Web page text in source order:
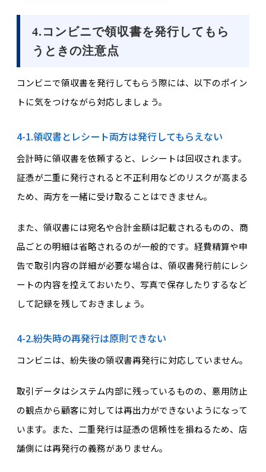
4.コンビニで領収書を発行してもら
うときの注意点
コンビニで領収書を発行してもらう際には、以下のポイン
トに気をつけながら対応しましょう。
4-1.領収書とレシート両方は発行してもらえない
会計時に領収書を依頼すると、レシートは回収されます。
証憑が二重に発行されると不正利用などのリスクが高まる
ため、両方を一緒に受け取ることはできません。
また、領収書には宛名や合計金額は記載されるものの、商
品ごとの明細は省略されるのが一般的です。経費精算や申
告で取引内容の詳細が必要な場合は、領収書発行前にレシ
ートの内容を控えておいたり、写真で保存したりするなど
して記録を残しておきましょう。
4-2.紛失時の再発行は原則できない
コンビニは、紛失後の領収書再発行に対応していません。
取引データはシステム内部に残っているものの、悪用防止
の観点から顧客に対しては再出力ができないようになって
います。また、二重発行は証憑の信頼性を損ねるため、店
舗側には再発行の義務がありません。